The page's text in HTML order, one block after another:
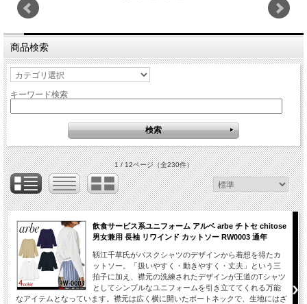
商品検索
キーワード検索
1 / 12ページ（全230件）
飲食サービス系ユニフォーム アルベ arbe チトセ chitose
男女兼用 長袖 リワインド カットソー RW0003 通年
靱江千草氏がバスクシャツのデザインから着想を得たカ
ットソー。「扱いやすく・動きやすく・丈夫」という三
拍子に加え、襟元の洗練されたデザインが王道のTシャツ
としてシンプルなユニフォームを引き立ててくれる万能
なアイテムとなっています。襟元は広く横に開いたボートネックで、生地にはざ